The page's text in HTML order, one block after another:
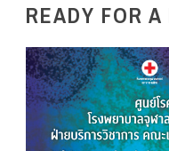
READY FOR A